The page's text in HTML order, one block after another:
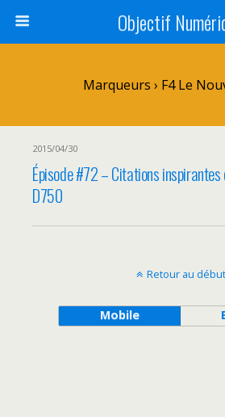
Objectif
Marqueurs › F4 Le
2015/04/30
Épisode #72 – Citations inspirantes
D750
Retour au début
Mobile